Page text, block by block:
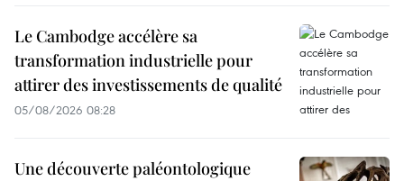
Le Cambodge accélère sa
transformation industrielle pour
attirer des investissements de qualité
05/08/2026 08:28
Une découverte paléontologique